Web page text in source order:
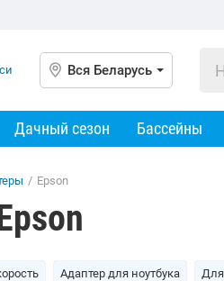
Вся Беларусь
Дачный сезон Бассейны
/ Epson
Адаптер для ноутбука Для